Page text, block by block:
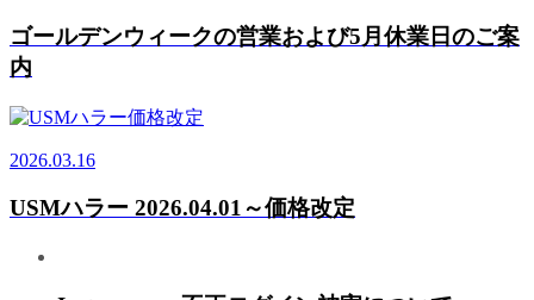
ゴールデンウィークの営業および5月休業日のご案
内
2026.03.16
USMハラー 2026.04.01～価格改定